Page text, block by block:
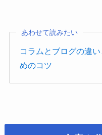
あわせて読みたい
コラムとブログの違
めのコツ